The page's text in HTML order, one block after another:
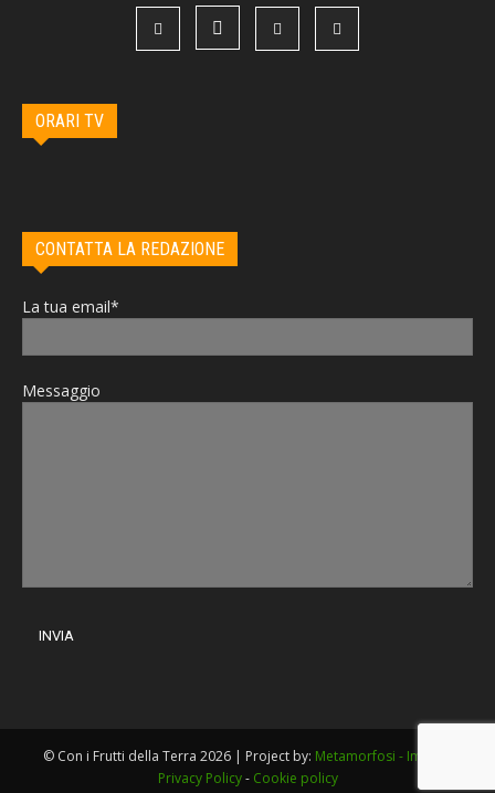
ORARI TV
CONTATTA LA REDAZIONE
La tua email*
Messaggio
© Con i Frutti della Terra 2026 | Project by: Metamorfosi - Imola
Privacy Policy- Cookie policy